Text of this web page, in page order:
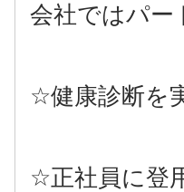
会社ではパー
☆健康診断を
☆正社員に登